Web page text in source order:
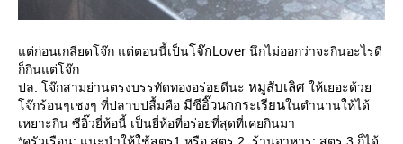
ต่ก่อนเกลียดโจ๊ก แต่ตอนนี้เป็นจ๊กLover นึกไม่ออกว่าจะกินอะไรดี
ก็กินแต่โจ๊ก
ปล. โจ๊กสามย่านตรงบรรทัดทองอร่อยดีนะ หมูสับเลิศ ห้เยอะด้ว
จ๊กร้อนๆเชงๆ ที่ปลาบปลื้มคือ มีซีอิ๊วนกกระเรียนนตำนานให้ได้
เหยาะกิน ซีอิ๊วยี่ห้อนี้ เป็นยี่ห้อที่อร่อยที่สุดที่เคยกินมา
*ครัวเรือน: แนะนำให้ใช้สูตร1 หรือ สูตร 2 ร้านอาหาร: สูตร 3 ก็ได้